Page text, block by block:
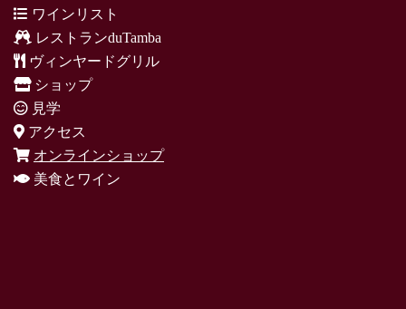
ワインリスト
レストランduTamba
ヴィンヤードグリル
ショップ
見学
アクセス
オンラインショップ
美食とワイン